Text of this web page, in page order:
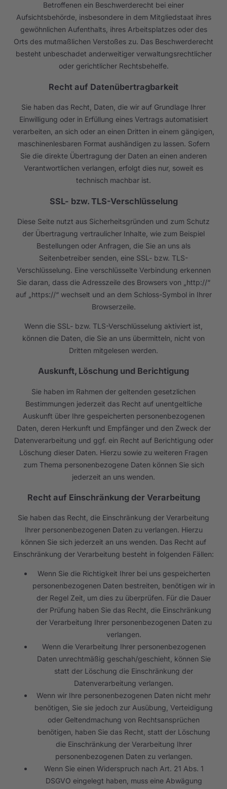
Betroffenen ein Beschwerderecht bei einer
Aufsichtsbehörde, insbesondere in dem Mitgliedstaat ihres
gewöhnlichen Aufenthalts, ihres Arbeitsplatzes oder des
Orts des mutmaßlichen Verstoßes zu. Das Beschwerderecht
besteht unbeschadet anderweitiger verwaltungsrechtlicher
oder gerichtlicher Rechtsbehelfe.
Recht auf Daten­übertrag­barkeit
Sie haben das Recht, Daten, die wir auf Grundlage Ihrer
Einwilligung oder in Erfüllung eines Vertrags automatisiert
verarbeiten, an sich oder an einen Dritten in einem gängigen,
maschinenlesbaren Format aushändigen zu lassen. Sofern
Sie die direkte Übertragung der Daten an einen anderen
Verantwortlichen verlangen, erfolgt dies nur, soweit es
technisch machbar ist.
SSL- bzw. TLS-Verschlüsselung
Diese Seite nutzt aus Sicherheitsgründen und zum Schutz
der Übertragung vertraulicher Inhalte, wie zum Beispiel
Bestellungen oder Anfragen, die Sie an uns als
Seitenbetreiber senden, eine SSL- bzw. TLS-
Verschlüsselung. Eine verschlüsselte Verbindung erkennen
Sie daran, dass die Adresszeile des Browsers von „http://“
auf „https://“ wechselt und an dem Schloss-Symbol in Ihrer
Browserzeile.
Wenn die SSL- bzw. TLS-Verschlüsselung aktiviert ist,
können die Daten, die Sie an uns übermitteln, nicht von
Dritten mitgelesen werden.
Auskunft, Löschung und Berichtigung
Sie haben im Rahmen der geltenden gesetzlichen
Bestimmungen jederzeit das Recht auf unentgeltliche
Auskunft über Ihre gespeicherten personenbezogenen
Daten, deren Herkunft und Empfänger und den Zweck der
Datenverarbeitung und ggf. ein Recht auf Berichtigung oder
Löschung dieser Daten. Hierzu sowie zu weiteren Fragen
zum Thema personenbezogene Daten können Sie sich
jederzeit an uns wenden.
Recht auf Einschränkung der Verarbeitung
Sie haben das Recht, die Einschränkung der Verarbeitung
Ihrer personenbezogenen Daten zu verlangen. Hierzu
können Sie sich jederzeit an uns wenden. Das Recht auf
Einschränkung der Verarbeitung besteht in folgenden Fällen:
Wenn Sie die Richtigkeit Ihrer bei uns gespeicherten
personenbezogenen Daten bestreiten, benötigen wir in
der Regel Zeit, um dies zu überprüfen. Für die Dauer
der Prüfung haben Sie das Recht, die Einschränkung
der Verarbeitung Ihrer personenbezogenen Daten zu
verlangen.
Wenn die Verarbeitung Ihrer personenbezogenen
Daten unrechtmäßig geschah/geschieht, können Sie
statt der Löschung die Einschränkung der
Datenverarbeitung verlangen.
Wenn wir Ihre personenbezogenen Daten nicht mehr
benötigen, Sie sie jedoch zur Ausübung, Verteidigung
oder Geltendmachung von Rechtsansprüchen
benötigen, haben Sie das Recht, statt der Löschung
die Einschränkung der Verarbeitung Ihrer
personenbezogenen Daten zu verlangen.
Wenn Sie einen Widerspruch nach Art. 21 Abs. 1
DSGVO eingelegt haben, muss eine Abwägung